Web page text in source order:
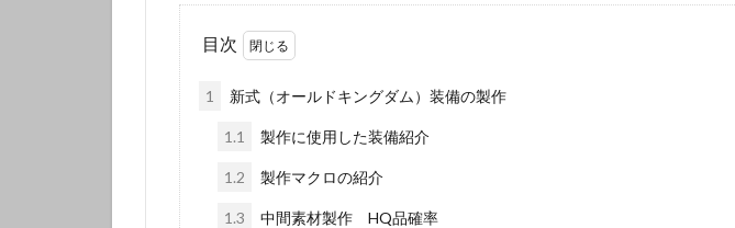
目次
1 新式（オールドキングダム）装備の製作
1.1 製作に使用した装備紹介
1.2 製作マクロの紹介
1.3 中間素材製作 HQ品確率